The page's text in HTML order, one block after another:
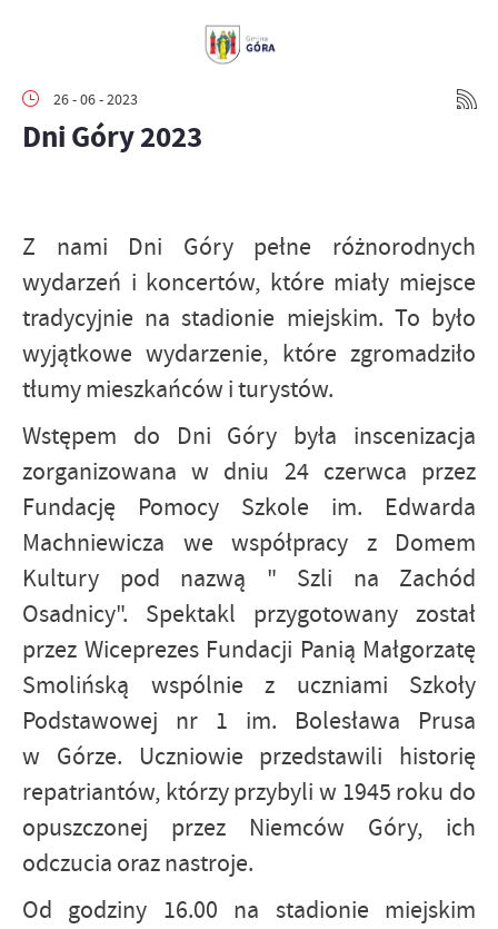
26 - 06 - 2023
Dni Góry 2023
Z nami Dni Góry pełne różnorodnych
wydarzeń i koncertów, które miały miejsce
tradycyjnie na stadionie miejskim. To było
wyjątkowe wydarzenie, które zgromadziło
tłumy mieszkańców i turystów.
Wstępem do Dni Góry była inscenizacja
zorganizowana w dniu 24 czerwca przez
Fundację Pomocy Szkole im. Edwarda
Machniewicza we współpracy z Domem
Kultury pod nazwą " Szli na Zachód
Osadnicy". Spektakl przygotowany został
przez Wiceprezes Fundacji Panią Małgorzatę
Smolińską wspólnie z uczniami Szkoły
Podstawowej nr 1 im. Bolesława Prusa
w Górze. Uczniowie przedstawili historię
repatriantów, którzy przybyli w 1945 roku do
opuszczonej przez Niemców Góry, ich
odczucia oraz nastroje.
Od godziny 16.00 na stadionie miejskim